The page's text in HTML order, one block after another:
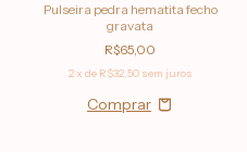
Pulseira pedra hematita fecho
gravata
R$65,00
2x de R$32,50 sem juros